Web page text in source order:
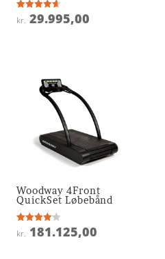
Vurderet
4.6
kr. 29.995,00
Woodway 4Front
QuickSet Løbebånd
Vurderet
4.1
kr. 181.125,00